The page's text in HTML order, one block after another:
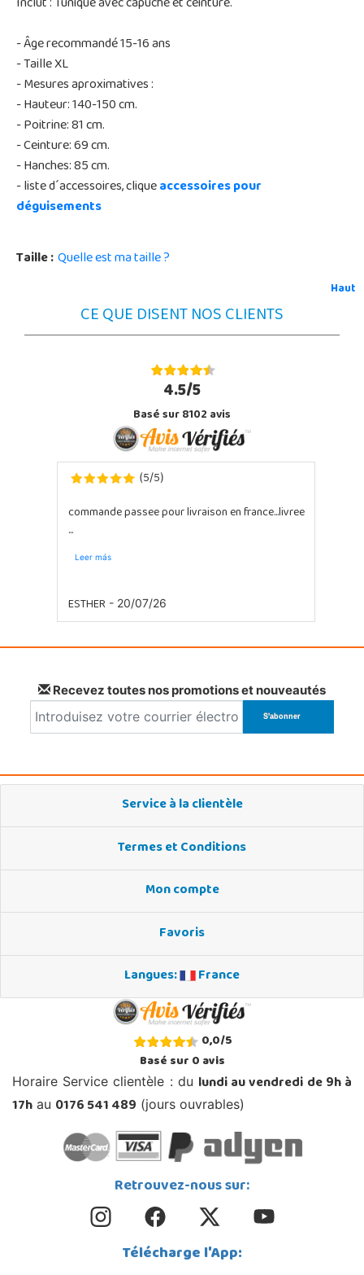
- Âge recommandé 15-16 ans
- Taille XL
- Mesures aproximatives :
- Hauteur: 140-150 cm.
- Poitrine: 81 cm.
- Ceinture: 69 cm.
- Hanches: 85 cm.
- liste d´accessoires, cliqueaccessoires pour
déguisements
Taille :Quelle est ma taille ?
Haut
CE QUE DISENT NOS CLIENTS
4.5/5
Basé sur 8102 avis
(5/5)
commande passee pour livraison en france...livree
...
Leer más
ESTHER- 20/07/26
Recevez toutes nos promotions et nouveautés
Service à la clientèle
Termes et Conditions
Mon compte
Favoris
Langues:
France
0,0/5
Basé sur0avis
Horaire Service clientèle : du lundi au vendredi de 9h à
17h au 0176 541 489 (jours ouvrables)
Retrouvez-nous sur:
Télécharge l'App: